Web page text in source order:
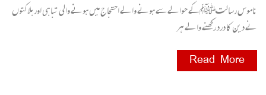
ناموس رسالتﷺکے حوالے سے ہونے والے احتجاج میں ہونے والی تباہی اور ہلاکتوں
نے دین کا درد رکھنے والے ہر
Read More